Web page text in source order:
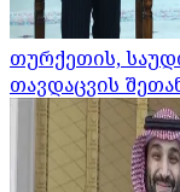
თურქეთის,
თავდაცვის